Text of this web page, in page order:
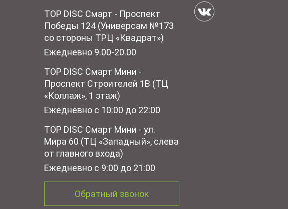
TOP DISC Смарт - Проспект
Победы 124 (Универсам №173
со стороны ТРЦ «Квадрат»)
Ежедневно 9.00-20.00
TOP DISC Смарт Мини -
Проспект Строителей 1В (ТЦ
«Коллаж», 1 этаж)
Ежедневно с 10:00 до 22:00
TOP DISC Смарт Мини - ул.
Мира 60 (ТЦ «Западный», слева
от главного входа)
Ежедневно с 9:00 до 21:00
Обратный звонок